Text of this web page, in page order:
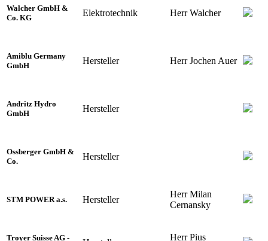
Walcher GmbH &
Co. KG
Elektrotechnik Herr Walcher
Amiblu Germany
GmbH
Hersteller Herr Jochen Auer
Andritz Hydro
GmbH
Hersteller
Ossberger GmbH &
Co.
Hersteller
STM POWER a.s. Hersteller
Herr Milan
Cernansky
Troyer Suisse AG - Herr Pius